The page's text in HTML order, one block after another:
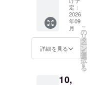
限りの
ケアは
させて
いただ
きます
が、そ
れ以上
の対応
かねま
させて
いただ
きま
す。 ＜
例＞ ２
台とも
バック
ネット
望 ゴー
チ記銘
どんな
天気で
すか。
ゆっく
りして
ね。 山
田 太郎
山田 太
ツパー
ク店の
みで使
用可
能。 ※
使用期
限
2026年
～2027
治体、
または
実在す
る団体
（競技
団体・
NPO
等）等
に限り
は、
「掲載
不要」
とご記
欄に希
望され
るHPへ
の御芳
名前を
ご記入
掲載希
ミュニ
ティ
ガーデ
ンの運
営費に
使用い
特設
団体・
NPO
等）等
の名称
に限り
ます。
※このプ
だいた
掲載し
ます。
☆支援
時、必
ず備考
欄に希
名のお
ないの
で、た
だただ
応援し
たい！
という
方の
謝の気
定：
2026
年09
月
詳細を見る
こ
の
リ
タ
ー
ン
を
選
択
す
る
10,